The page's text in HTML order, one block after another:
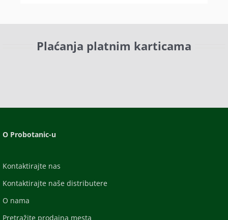
Plaćanja platnim karticama
O Probotanic-u
Kontaktirajte nas
Kontaktirajte naše distributere
O nama
Pretražite prodajna mesta